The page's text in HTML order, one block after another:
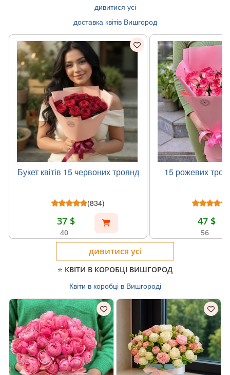
дивитися усі
доставка квітів Вишгород
Букет квітів 15 червоних троянд
(834)
37 $
40
15 рожевих
47 $
56
дивитися усі
⭐ КВІТИ В КОРОБЦІ ВИШГОРОД
Квіти в коробці в Вишгороді